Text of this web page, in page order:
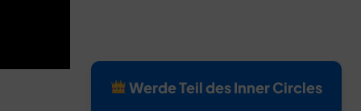
Werde Teil des Inner Circles